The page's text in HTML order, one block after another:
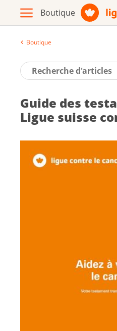
Brochures /
Vers le site de la
cancer
Boutique
Guide des
Ligue suisse